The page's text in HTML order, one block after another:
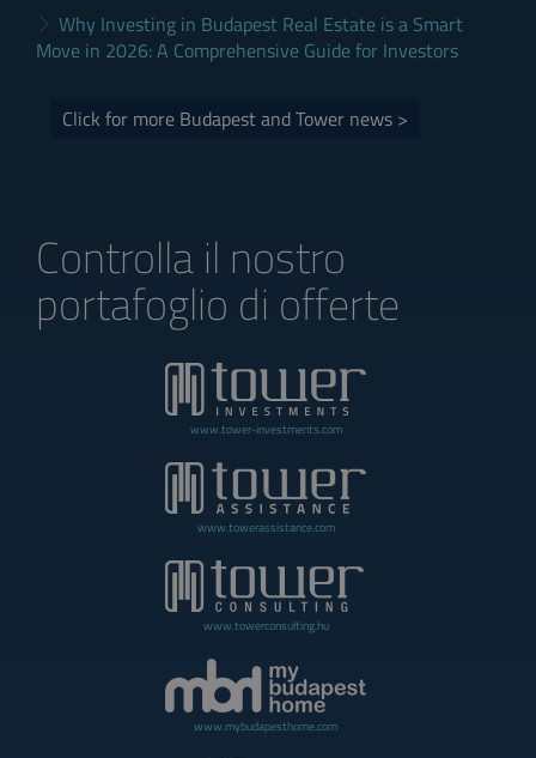
Why Investing in Budapest Real Estate is a Smart
Move in 2026: A Comprehensive Guide for Investors
Click for more Budapest and Tower news >
Controlla il nostro
portafoglio di offerte
www.tower-investments.com
www.towerassistance.com
www.towerconsulting.hu
www.mybudapesthome.com